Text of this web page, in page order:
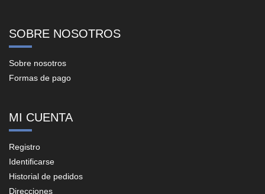
SOBRE NOSOTROS
Sobre nosotros
Formas de pago
MI CUENTA
Registro
Identificarse
Historial de pedidos
Direcciones